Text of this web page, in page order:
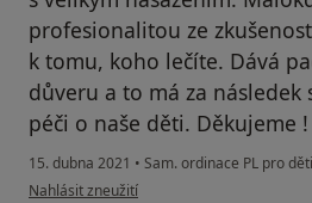
profesionalitou ze
k tomu, koho lečíte. Dává
důveru a to má za
péči o naše děti. Děkujeme !
15. dubna 2021 • Sam. ordinace PL pro
podle názoru uživatele B.M.
Nahlásit zneužití